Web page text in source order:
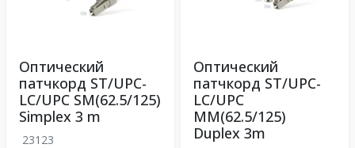
Оптический
патчкорд ST/UPC-
LC/UPC SM(62.5/125)
Simplex 3 m
23123
Оптический
патчкорд ST/UPC-
LC/UPC
MM(62.5/125)
Duplex 3m